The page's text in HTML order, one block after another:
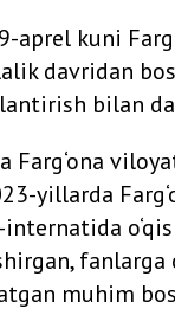
aprel kuni
davridan
bilan
Farg‘ona
yillarda
fanlarga
muhim